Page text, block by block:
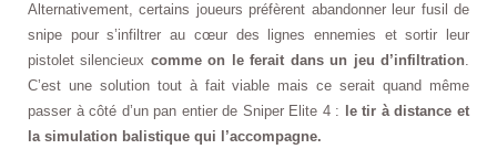
Alternativement, certains joueurs préfèrent abandonner leur fusil de
snipe pour s’infiltrer au cœur des lignes ennemies et sortir leur
pistolet silencieux comme on le ferait dans un jeu d’infiltration.
C’est une solution tout à fait viable mais ce serait quand même
passer à côté d’un pan entier de Sniper Elite 4 :
le tir à distance et
la simulation balistique qui l’accompagne.